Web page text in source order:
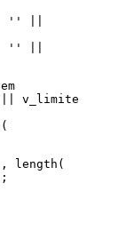
|| '' ||
|| '' ||
v_limite
, length(